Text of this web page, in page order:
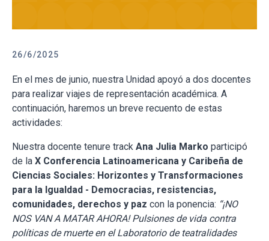
26/6/2025
En el mes de junio, nuestra Unidad apoyó a dos docentes
para realizar viajes de representación académica. A
continuación, haremos un breve recuento de estas
actividades:
Nuestra docente tenure track Ana Julia Marko participó
de la X Conferencia Latinoamericana y Caribeña de
Ciencias Sociales: Horizontes y Transformaciones
para la Igualdad - Democracias, resistencias,
comunidades, derechos y paz con la ponencia: “¡NO
NOS VAN A MATAR AHORA! Pulsiones de vida contra
políticas de muerte en el Laboratorio de teatralidades